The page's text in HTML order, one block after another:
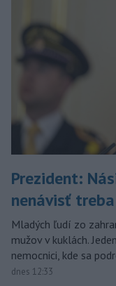
Prezident:
nenávisť
Mladých ľudí zo
mužov v kuklách.
nemocnici, kde sa
dnes 12:33